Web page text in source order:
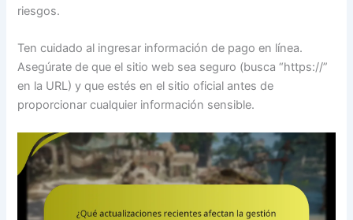
riesgos.
Ten cuidado al ingresar información de pago en línea.
Asegúrate de que el sitio web sea seguro (busca “https://”
en la URL) y que estés en el sitio oficial antes de
proporcionar cualquier información sensible.